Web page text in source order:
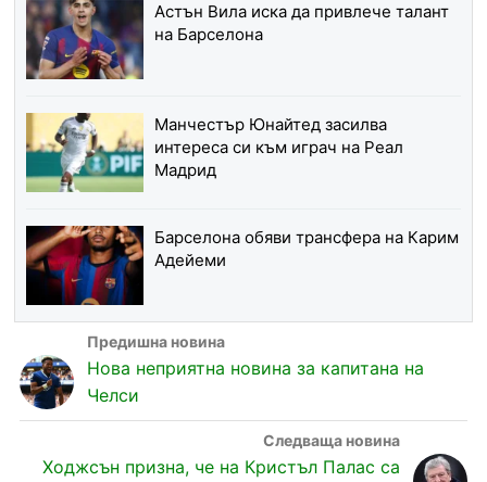
Астън Вила иска да привлече талант
на Барселона
Манчестър Юнайтед засилва
интереса си към играч на Реал
Мадрид
Барселона обяви трансфера на Карим
Адейеми
Нова неприятна новина за капитана на
Челси
Ходжсън призна, че на Кристъл Палас са